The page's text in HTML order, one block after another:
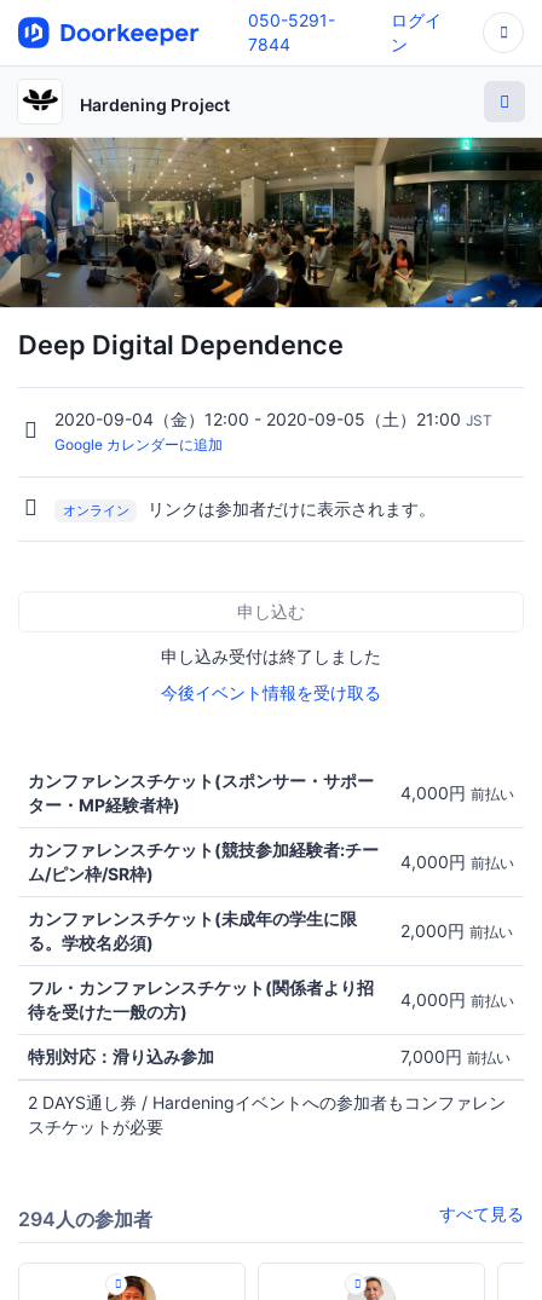
050-5291-
7844
ログイ
ン
Hardening Project
Deep Digital Dependence
2020-09-04（金）12:00 - 2020-09-05（土）21:00 JST
Google カレンダーに追加
オンライン リンクは参加者だけに表示されます。
申し込む
申し込み受付は終了しました
今後イベント情報を受け取る
カンファレンスチケット(スポンサー・サポー
ター・MP経験者枠)
4,000円 前払い
カンファレンスチケット(競技参加経験者:チー
ム/ピン枠/SR枠)
4,000円 前払い
カンファレンスチケット(未成年の学生に限
る。学校名必須)
2,000円 前払い
フル・カンファレンスチケット(関係者より招
待を受けた一般の方)
4,000円 前払い
特別対応：滑り込み参加 7,000円 前払い
2 DAYS通し券 / Hardeningイベントへの参加者もコンファレン
スチケットが必要
294人の参加者 すべて見る